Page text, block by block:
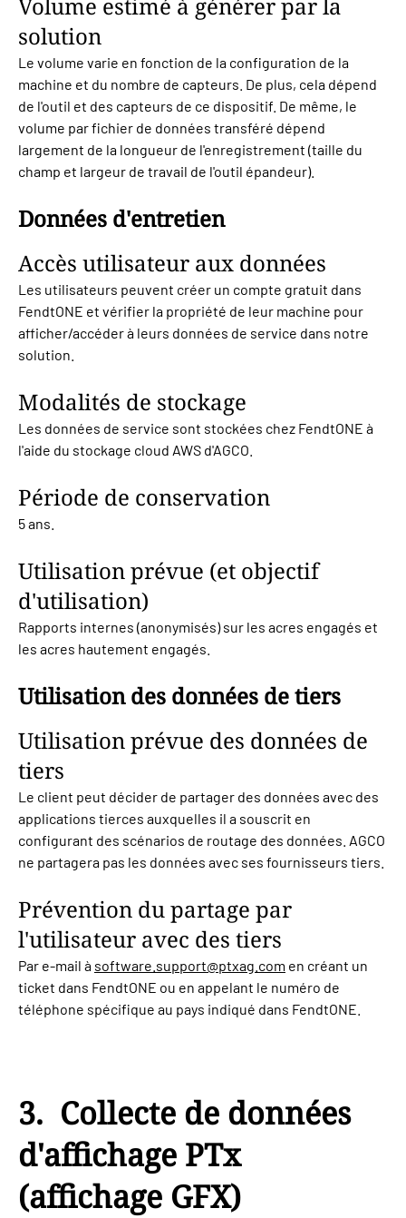
solution
Le volume varie en fonction de la configuration de la
machine et du nombre de capteurs. De plus, cela dépend
de l'outil et des capteurs de ce dispositif. De même, le
volume par fichier de données transféré dépend
largement de la longueur de l'enregistrement (taille du
champ et largeur de travail de l'outil épandeur).
Données d'entretien
Accès utilisateur aux données
Les utilisateurs peuvent créer un compte gratuit dans
FendtONE et vérifier la propriété de leur machine pour
afficher/accéder à leurs données de service dans notre
solution.
Modalités de stockage
Les données de service sont stockées chez FendtONE à
l'aide du stockage cloud AWS d'AGCO.
Période de conservation
5 ans.
Utilisation prévue (et objectif
d'utilisation)
Rapports internes (anonymisés) sur les acres engagés et
les acres hautement engagés.
Utilisation des données de tiers
Utilisation prévue des données de
tiers
Le client peut décider de partager des données avec des
applications tierces auxquelles il a souscrit en
configurant des scénarios de routage des données. AGCO
ne partagera pas les données avec ses fournisseurs tiers.
Prévention du partage par
l'utilisateur avec des tiers
Par e-mail à software.support@ptxag.com en créant un
ticket dans FendtONE ou en appelant le numéro de
téléphone spécifique au pays indiqué dans FendtONE.
3. Collecte de données
d'affichage PTx
(affichage GFX)